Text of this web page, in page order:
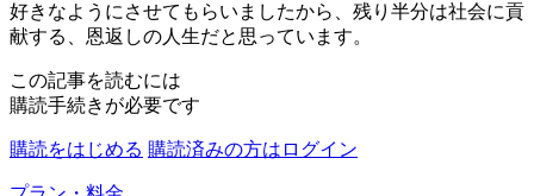
好きなようにさせてもらいましたから、残り半分は社会に貢
献する、恩返しの人生だと思っています。
この記事を読むには
購読手続きが必要です
購読をはじめる 購読済みの方はログイン